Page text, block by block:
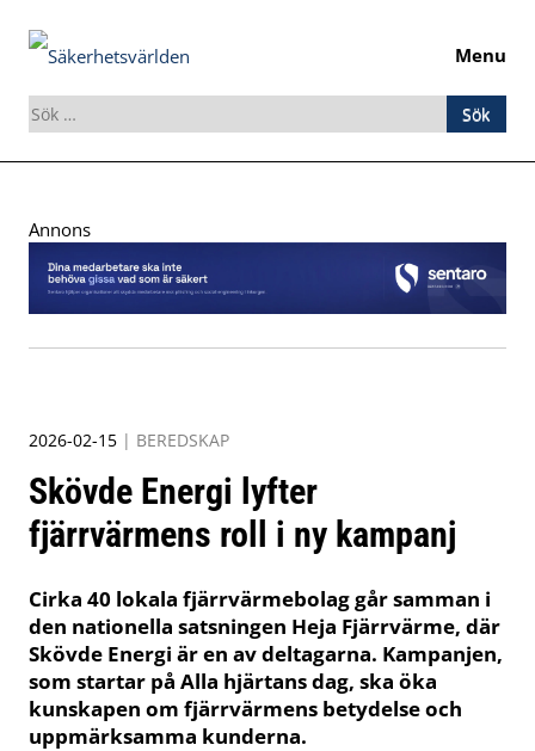
Menu
Sök
efter:
to
Annons
2026-02-15 | BEREDSKAP
Skövde Energi lyfter
fjärrvärmens roll i ny kampanj
Cirka 40 lokala fjärrvärmebolag går samman i
den nationella satsningen Heja Fjärrvärme, där
Skövde Energi är en av deltagarna. Kampanjen,
som startar på Alla hjärtans dag, ska öka
kunskapen om fjärrvärmens betydelse och
uppmärksamma kunderna.